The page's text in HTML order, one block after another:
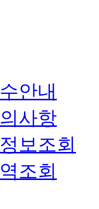
안내
사항
보조회
조회